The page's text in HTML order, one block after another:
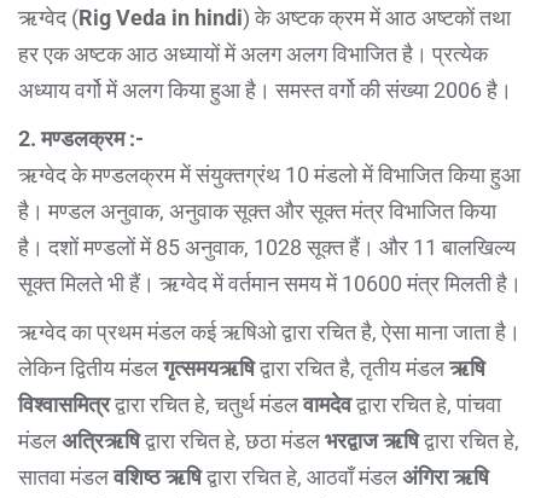
ऋग्वेद (Rig Veda in hindi) के अष्टक क्रम में आठ अष्टकों तथा
हर एक अष्टक आठ अध्यायों में अलग अलग विभाजित है। प्रत्येक
अध्याय वर्गो में अलग किया हुआ है। समस्त वर्गो की संख्या 2006 है।
2. मण्डलक्रम :-
ऋग्वेद के मण्डलक्रम में संयुक्तग्रंथ 10 मंडलो में विभाजित किया हुआ
है। मण्डल अनुवाक, अनुवाक सूक्त और सूक्त मंत्र विभाजित किया
है। दशों मण्डलों में 85 अनुवाक, 1028 सूक्त हैं। और 11 बालखिल्य
सूक्त मिलते भी हैं। ऋग्वेद में वर्तमान समय में 10600 मंत्र मिलती है।
ऋग्वेद का प्रथम मंडल कई ऋषिओ द्वारा रचित है, ऐसा माना जाता है।
लेकिन द्वितीय मंडलगृत्समयऋषिद्वारा रचित है, तृतीय मंडलऋषि
विश्वासमित्रद्वारा रचित हे, चतुर्थ मंडलवामदेवद्वारा रचित हे, पांचवा
मंडलअत्रिऋषिद्वारा रचित हे, छठा मंडलभरद्वाज ऋषिद्वारा रचित हे,
सातवा मंडलवशिष्ठ ऋषिद्वारा रचित हे, आठवाँ मंडलअंगिरा ऋषि